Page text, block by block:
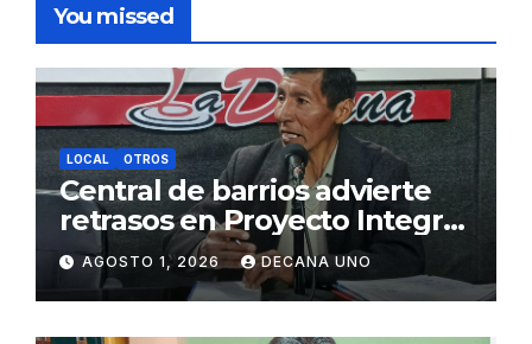
You missed
LOCAL OTROS
Central de barrios advierte
retrasos en Proyecto Integral
de Agua y Alcantarillado para
Juliaca
AGOSTO 1, 2026 DECANA UNO